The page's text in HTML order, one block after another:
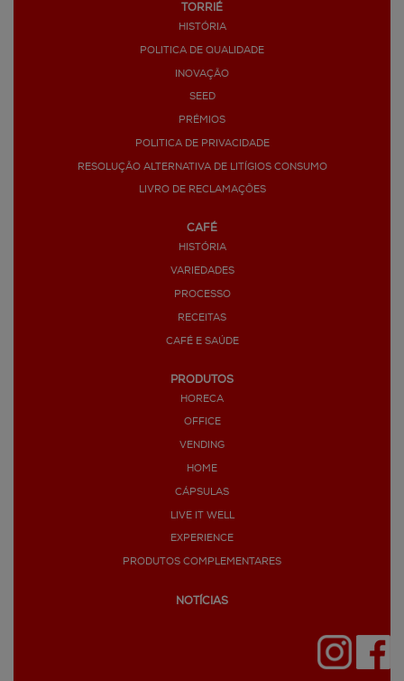
TORRIÉ
HISTÓRIA
POLITICA DE QUALIDADE
INOVAÇÃO
SEED
PRÉMIOS
POLITICA DE PRIVACIDADE
RESOLUÇÃO ALTERNATIVA DE LITÍGIOS CONSUMO
LIVRO DE RECLAMAÇÕES
CAFÉ
HISTÓRIA
VARIEDADES
PROCESSO
RECEITAS
CAFÉ E SAÚDE
PRODUTOS
HORECA
OFFICE
VENDING
HOME
CÁPSULAS
LIVE IT WELL
EXPERIENCE
PRODUTOS COMPLEMENTARES
NOTÍCIAS